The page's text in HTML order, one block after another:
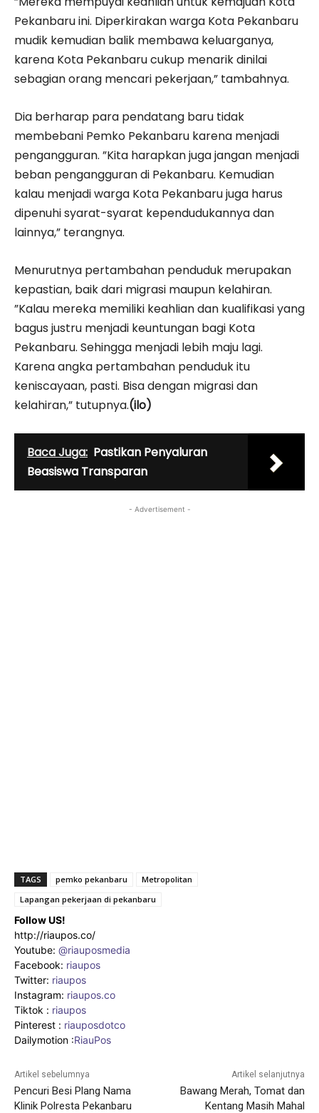
Pekanbaru ini. Diperkirakan warga Kota Pekanbaru
mudik kemudian balik membawa keluarganya,
karena Kota Pekanbaru cukup menarik dinilai
sebagian orang mencari pekerjaan,” tambahnya.
Dia berharap para pendatang baru tidak
membebani Pemko Pekanbaru karena menjadi
pengangguran. ”Kita harapkan juga jangan menjadi
beban pengangguran di Pekanbaru. Kemudian
kalau menjadi warga Kota Pekanbaru juga harus
dipenuhi syarat-syarat kependudukannya dan
lainnya,” terangnya.
Menurutnya pertambahan penduduk merupakan
kepastian, baik dari migrasi maupun kelahiran.
”Kalau mereka memiliki keahlian dan kualifikasi yang
bagus justru menjadi keuntungan bagi Kota
Pekanbaru. Sehingga menjadi lebih maju lagi.
Karena angka pertambahan penduduk itu
keniscayaan, pasti. Bisa dengan migrasi dan
kelahiran,” tutupnya.(ilo)
Baca Juga: Pastikan Penyaluran
Beasiswa Transparan
- Advertisement -
TAGS pemko pekanbaru
Metropolitan
Lapangan pekerjaan di pekanbaru
Follow US!
http://riaupos.co/
Youtube: @riauposmedia
Facebook: riaupos
Twitter: riaupos
Instagram: riaupos.co
Tiktok : riaupos
Pinterest : riauposdotco
Dailymotion :RiauPos
Artikel sebelumnya
Pencuri Besi Plang Nama
Klinik Polresta Pekanbaru
Artikel selanjutnya
Bawang Merah, Tomat dan
Kentang Masih Mahal